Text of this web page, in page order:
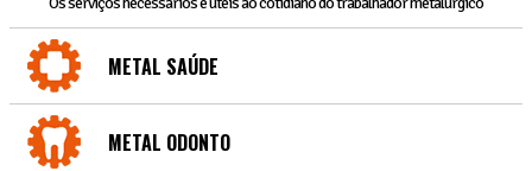
METAL SAÚDE
METAL ODONTO